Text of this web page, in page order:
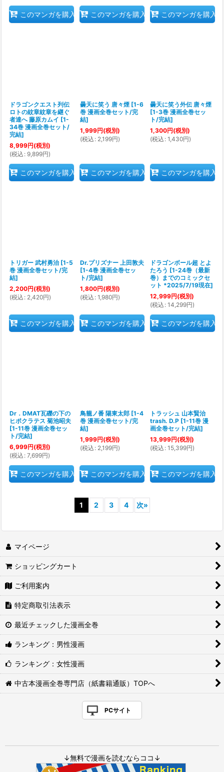
このマンガを購入 このマンガを購入 このマンガを購入
ドラゴンクエスト列伝
ロトの紋章紋章を継ぐ
者達へ 藤原カムイ [1-
34巻 漫画全巻セット/
完結]
8,999円(税別)
(税込 : 9,899円)
このマンガを購入
曇天に笑う 唐々煙 [1-6
巻 漫画全巻セット/完
結]
1,999円(税別)
(税込 : 2,199円)
このマンガを購入
曇天に笑う外伝 唐々煙
[1-3巻 漫画全巻セッ
ト/完結]
1,300円(税別)
(税込 : 1,430円)
このマンガを購入
トリガー 武村勇治 [1-5
巻 漫画全巻セット/完
結]
2,200円(税別)
(税込 : 2,420円)
このマンガを購入
Dr.プリズナー 上田敦夫
[1-4巻 漫画全巻セッ
ト/完結]
1,800円(税別)
(税込 : 1,980円)
このマンガを購入
ドラゴンボール超 とよ
たろう [1-24巻（最新
巻）までのコミックセ
ット *2025/7/19現在]
12,999円(税別)
(税込 : 14,299円)
このマンガを購入
Dr．DMAT瓦礫の下の
ヒポクラテス 菊池昭夫
[1-11巻 漫画全巻セッ
ト/完結]
6,999円(税別)
(税込 : 7,699円)
このマンガを購入
鳥籠ノ番 陽東太郎 [1-4
巻 漫画全巻セット/完
結]
1,999円(税別)
(税込 : 2,199円)
このマンガを購入
トラッシュ 山本賢治
trash. D.P [1-11巻 漫
画全巻セット/完結]
13,999円(税別)
(税込 : 15,399円)
このマンガを購入
1 2 3 4 次»
マイページ
ショッピングカート
ご利用案内
特定商取引法表示
最近チェックした漫画全巻
ランキング：男性漫画
ランキング：女性漫画
中古本漫画全巻専門店（紙書籍通販）TOPへ
PCサイト
↓無料で漫画を読むならココ↓